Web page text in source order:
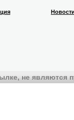
не являются